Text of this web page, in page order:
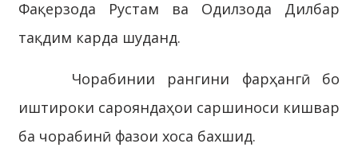
Фақерзода Рустам ва Одилзода Дилбар
тақдим карда шуданд.
Чорабинии рангини фарҳангӣ бо
иштироки сарояндаҳои саршиноси кишвар
ба чорабинӣ фазои хоса бахшид.